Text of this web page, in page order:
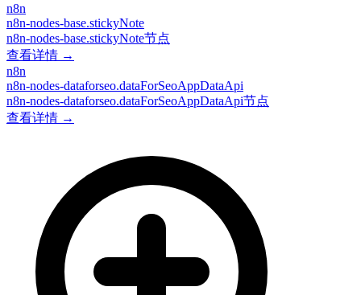
n8n
n8n-nodes-base.stickyNote
n8n-nodes-base.stickyNote节点
查看详情 →
n8n
n8n-nodes-dataforseo.dataForSeoAppDataApi
n8n-nodes-dataforseo.dataForSeoAppDataApi节点
查看详情 →